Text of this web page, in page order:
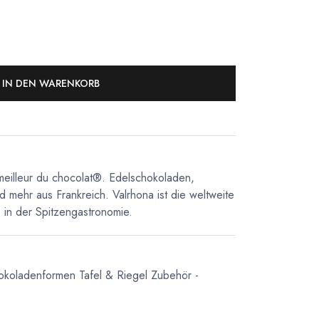
IN DEN WARENKORB
du chocolat®. Edelschokoladen,
mehr aus Frankreich. Valrhona ist die weltweite
der Spitzengastronomie.
Tafel & Riegel Zubehör -